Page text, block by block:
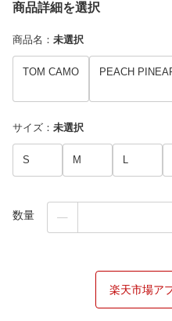
商品詳細を選択
商品名 ： 未選択
TOM CAMO PEACH
サイズ ： 未選択
S M L
数量
楽天市場ア